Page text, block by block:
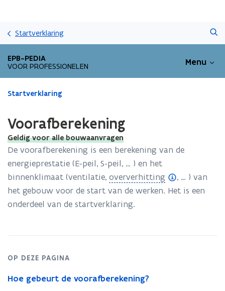
Startverklaring
EPB-PEDIA
VOOR PROFESSIONELEN Menu
Gedaan
bevindt
zich
op:
Voorafberekening
Startverklaring
Voorafberekening
Geldig voor alle bouwaanvragen
De voorafberekening is een berekening van de
energieprestatie (E-peil, S-peil, … ) en het
binnenklimaat (ventilatie, oververhitting
(
o
p
i
, … ) van
het gebouw voor de start van de werken. Het is een
onderdeel van de startverklaring.
OP DEZE PAGINA
Hoe gebeurt de voorafberekening?